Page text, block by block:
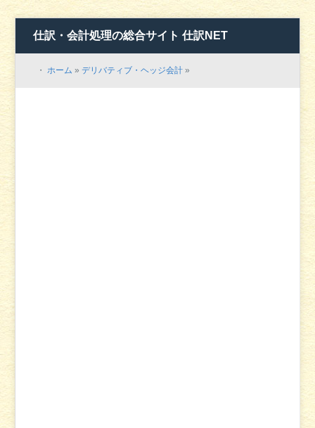
仕訳・会計処理の総合サイト 仕訳NET
・ホーム »デリバティブ・ヘッジ会計 »